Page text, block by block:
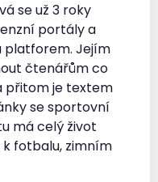
se už 3 roky
portály a
platforem. Jejím
čtenářům co
přitom je textem
se sportovní
má celý život
k fotbalu, zimním